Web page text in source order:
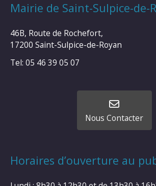
Mairie de Saint-Sulpice-de-
46B, Route de Rochefort,
17200 Saint-Sulpice-de-Royan
Tel: 05 46 39 05 07
Nous Contacter
Horaires d’ouverture au